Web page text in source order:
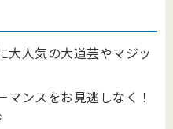
大人気の大道芸やマジッ
ンスをお見逃しなく！